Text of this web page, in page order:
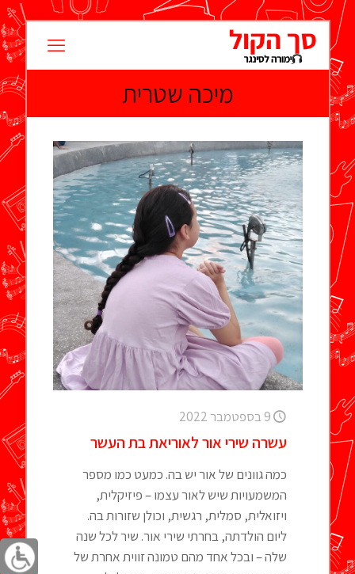
מיכה שטרית
9 בספטמבר 2022
עשרה שירי אור לאוריאת בת העשר
כמה גוונים של אור יש בה. כמעט כמו מספר
המשמעויות שיש לאור עצמו – פיזיקלית,
ויזואלית, סמלית, רגשית, וכולן שזורות בה.
ליום הולדתה, בחרתי שירי אור. שיר לכל שנה
שלה – ובכל אחד מהם טמונה זווית אחרת של